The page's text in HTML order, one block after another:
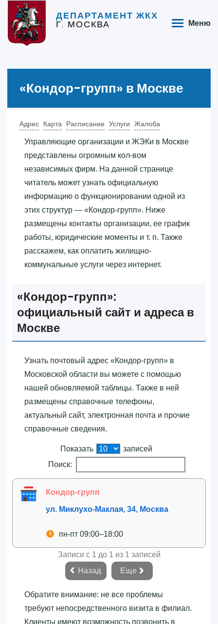
ДЕПАРТАМЕНТ ЖКХ
Г. МОСКВА Меню
«‎Кондор-групп»‎ в Москве
Адрес Карта Расписание Услуги Жалоба
Управляющие организации и ЖЭКи в Москве
представлены огромным кол-вом
независимых фирм. На данной странице
читатель может узнать официальную
информацию о функционировании одной из
этих структур — «‎Кондор-групп»‎. Ниже
размещены контакты организации, ее график
работы, юридические моменты и т. п. Также
расскажем, как оплатить жилищно-
коммунальные услуги через интернет.
«‎Кондор-групп»‎:
официальный сайт и адреса в
Москве
Узнать почтовый адрес «‎Кондор-групп»‎ в
Московской области вы можете с помощью
нашей обновляемой таблицы. Также в ней
размещены справочные телефоны,
актуальный сайт, электронная почта и прочие
справочные сведения.
Показать
записей
Поиск:
Кондор-групп
ул. Миклухо-Маклая, 34, Москва
пн-пт 09:00–18:00
Записи с 1 до 1 из 1 записей
Назад
Еще
Обратите внимание: не все проблемы
требуют непосредственного визита в филиал.
Клиенты имеют возможность позвонить в